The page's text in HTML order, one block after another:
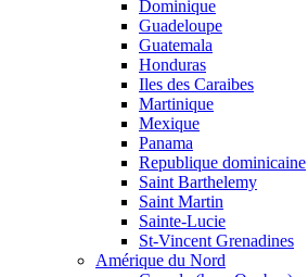
Dominique
Guadeloupe
Guatemala
Honduras
Iles des Caraibes
Martinique
Mexique
Panama
Republique dominicaine
Saint Barthelemy
Saint Martin
Sainte-Lucie
St-Vincent Grenadines
Amérique du Nord